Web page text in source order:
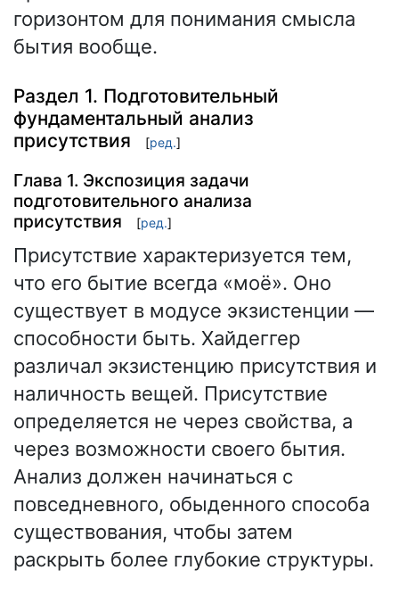
горизонтом для понимания смысла
бытия вообще.
Раздел 1. Подготовительный
фундаментальный анализ
присутствия
[ред.]
Глава 1. Экспозиция задачи
подготовительного анализа
присутствия
[ред.]
Присутствие характеризуется тем,
что его бытие всегда «моё». Оно
существует в модусе экзистенции —
способности быть. Хайдеггер
различал экзистенцию присутствия и
наличность вещей. Присутствие
определяется не через свойства, а
через возможности своего бытия.
Анализ должен начинаться с
повседневного, обыденного способа
существования, чтобы затем
раскрыть более глубокие структуры.